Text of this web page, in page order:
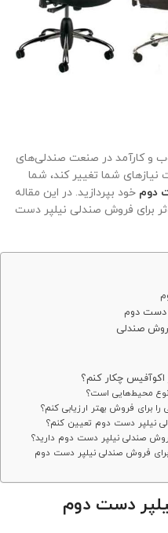
و کارآمد در صنعت صندلی‌های
شما تغییر کند، شما
دوم خود بپردازید. در این مقاله
برای فروش صندلی نیلپر دست
دست دوم
صندلی
چکار کنم؟
محیط‌هایی است؟
برای فروش بهتر ارزیابی کنم؟
نیلپر دست دوم تعیین کنم؟
صندلی نیلپر دست دوم دارید؟
برای فروش صندلی نیلپر دست دوم
دست دوم